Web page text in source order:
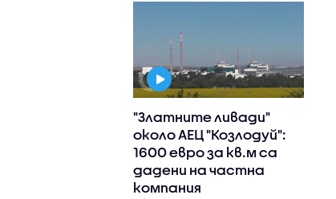
"Златните ливади"
около АЕЦ "Козлодуй":
1600 евро за кв.м са
дадени на частна
компания